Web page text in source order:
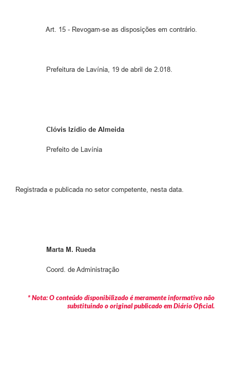
Art. 15 - Revogam-se as disposições em contrário.
Prefeitura de Lavínia, 19 de abril de 2.018.
Clóvis Izídio de Almeida
Prefeito de Lavínia
Registrada e publicada no setor competente, nesta data.
Marta M. Rueda
Coord. de Administração
* Nota: O conteúdo disponibilizado é meramente informativo não
substituindo o original publicado em Diário Oficial.